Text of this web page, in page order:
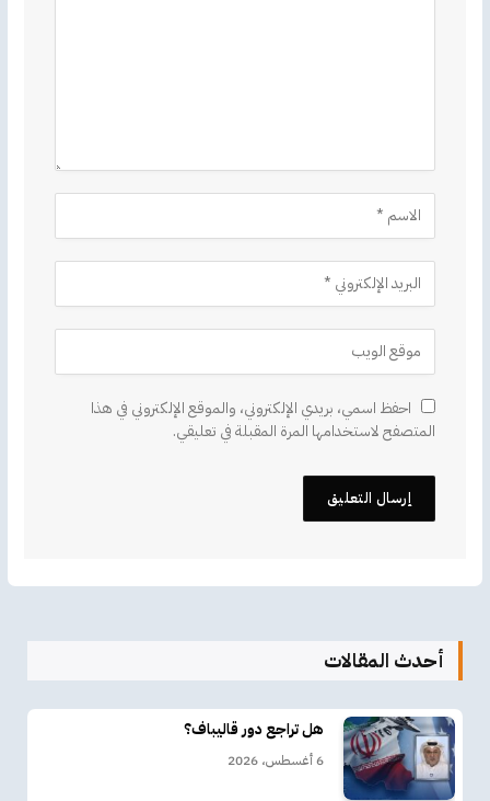
احفظ اسمي، بريدي الإلكتروني، والموقع الإلكتروني في هذا
المتصفح لاستخدامها المرة المقبلة في تعليقي.
أحدث المقالات
هل تراجع دور قاليباف؟
6 أغسطس، 2026